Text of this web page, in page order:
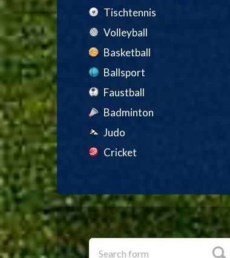
Tischtennis
Volleyball
Basketball
Ballsport
Faustball
Badminton
Judo
Cricket